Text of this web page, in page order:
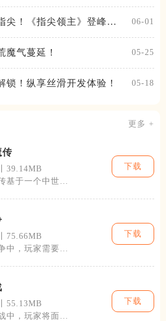
尖！《指尖领主》登峰测
06-01
魔气蔓延！ 05-25
锁！纵享丝滑开发体验！ 05-18
更多 +
传
39.14MB
基于一个中世纪
下载
75.66MB
中，玩家需要高
下载
55.13MB
中，玩家将面对
下载